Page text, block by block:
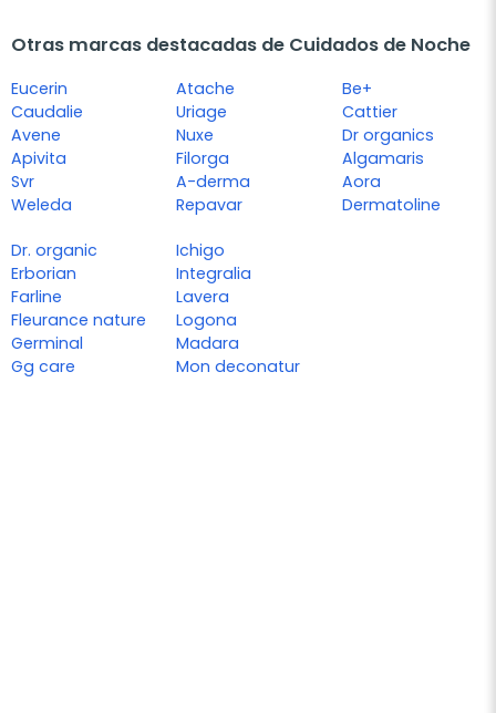
Otras marcas destacadas de Cuidados de Noche
Eucerin
Caudalie
Avene
Apivita
Svr
Weleda
Atache
Uriage
Nuxe
Filorga
A-derma
Repavar
Be+
Cattier
Dr organics
Algamaris
Aora
Dermatoline
Dr. organic
Erborian
Farline
Fleurance nature
Germinal
Gg care
Ichigo
Integralia
Lavera
Logona
Madara
Mon deconatur